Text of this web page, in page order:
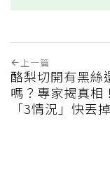
上一篇
酪梨切開有黑絲
嗎？專家揭真相
「3情況」快丟掉